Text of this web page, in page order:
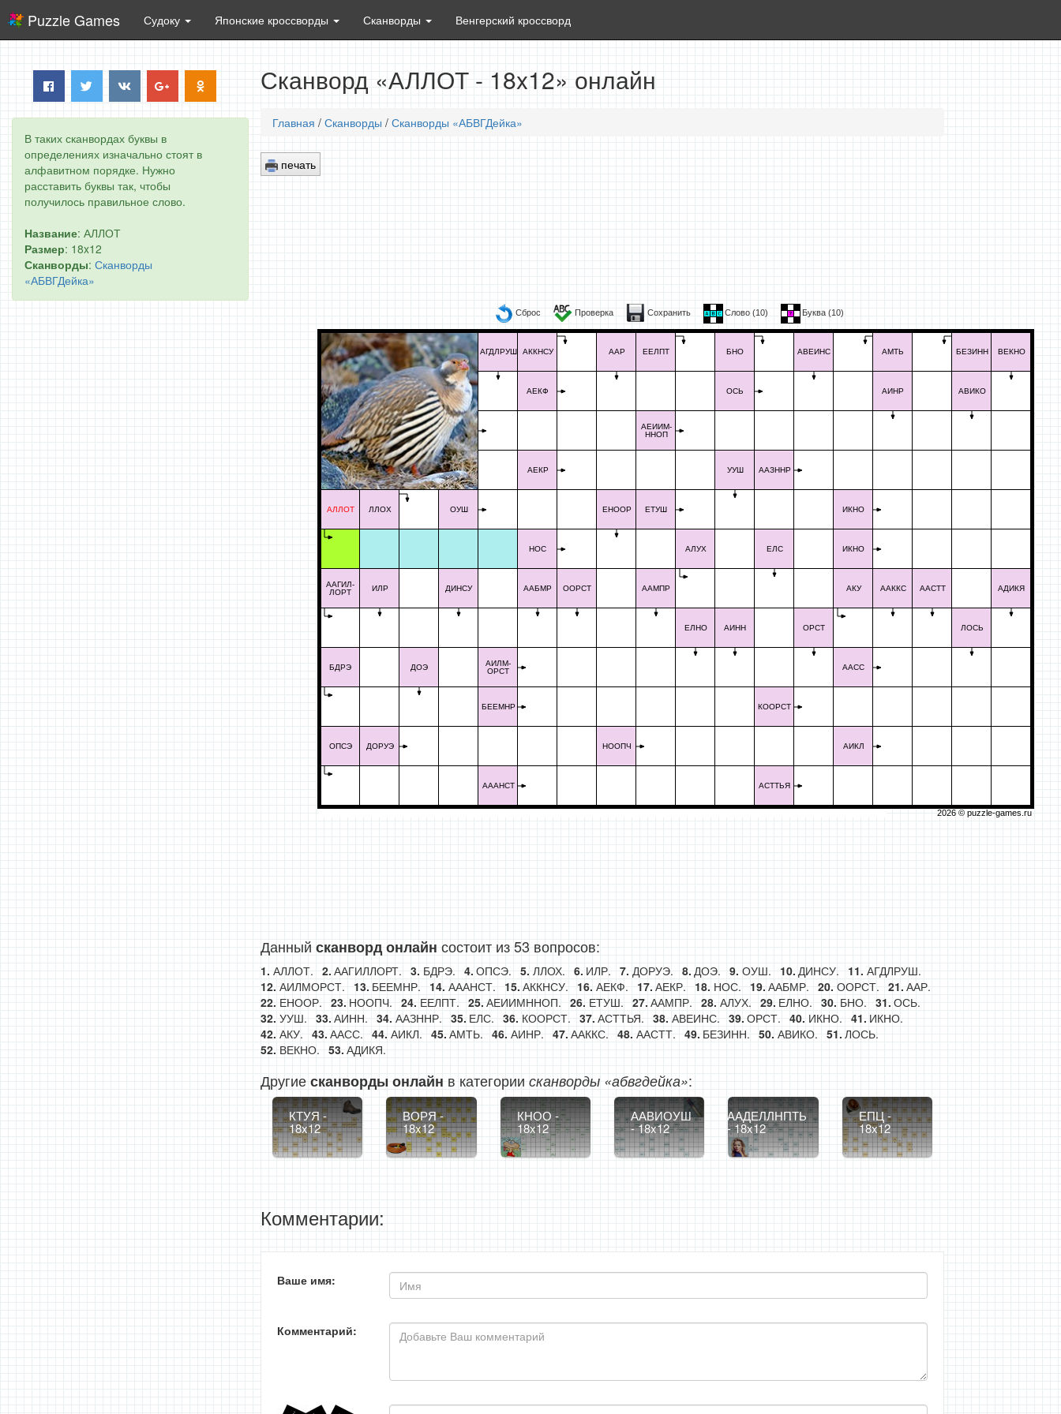
Puzzle Games Судоку Японские кроссворды Сканворды Венгерский кроссворд
В таких сканвордах буквы в
определениях изначально стоят в
алфавитном порядке. Нужно
расставить буквы так, чтобы
получилось правильное слово.
Название: АЛЛОТ
Размер: 18x12
Сканворды: Сканворды
«АБВГДейка»
Сканворд «АЛЛОТ - 18x12» онлайн
Главная / Сканворды / Сканворды «АБВГДейка»
печать
Сброс Проверка Сохранить Слово (10) Буква (10)
АЛЛОТ
ААГИЛ-
ЛОРТ
БДРЭ
ОПСЭ
ЛЛОХ
ИЛР
ДОРУЭ
ДОЭ
ОУШ
ДИНСУ
АГДЛРУШ
АИЛМ-
ОРСТ
БЕЕМНР
АААНСТ
АККНСУ
АЕКФ
АЕКР
НОС
ААБМР ООРСТ
ААР
ЕНООР
НООПЧ
ЕЕЛПТ
АЕИИМ-
ННОП
ЕТУШ
ААМПР
АЛУХ
ЕЛНО
БНО
ОСЬ
УУШ
АИНН
ААЗННР
ЕЛС
КООРСТ
АСТТЬЯ
АВЕИНС
ОРСТ
ИКНО
ИКНО
АКУ
ААСС
АИКЛ
АМТЬ
АИНР
ААККС ААСТТ
БЕЗИНН
АВИКО
ЛОСЬ
ВЕКНО
АДИКЯ
2026 © puzzle-games.ru
Данный сканворд онлайн состоит из 53 вопросов:
АЛЛОТ. ААГИЛЛОРТ. БДРЭ. ОПСЭ. ЛЛОХ. ИЛР. ДОРУЭ. ДОЭ. ОУШ. ДИНСУ.
АГДЛРУШ.
АИЛМОРСТ.
БЕЕМНР. АААНСТ. АККНСУ. АЕКФ. АЕКР. НОС. ААБМР. ООРСТ.
ААР.
ЕНООР.
НООПЧ. ЕЕЛПТ. АЕИИМННОП. ЕТУШ. ААМПР. АЛУХ. ЕЛНО. БНО.
ОСЬ.
УУШ.
АИНН. ААЗННР. ЕЛС. КООРСТ. АСТТЬЯ. АВЕИНС. ОРСТ. ИКНО.
ИКНО.
АКУ.
ААСС. АИКЛ. АМТЬ. АИНР. ААККС. ААСТТ. БЕЗИНН. АВИКО.
ЛОСЬ.
ВЕКНО.
АДИКЯ.
Другиесканворды онлайн в категории сканворды «абвгдейка»:
КТУЯ -
18x12
ВОРЯ -
18x12
КНОО -
18x12
ААВИОУШ
- 18x12
ААДЕЛЛНПТЬ
- 18x12
ЕПЦ -
18x12
Комментарии:
Ваше имя:
Комментарий: